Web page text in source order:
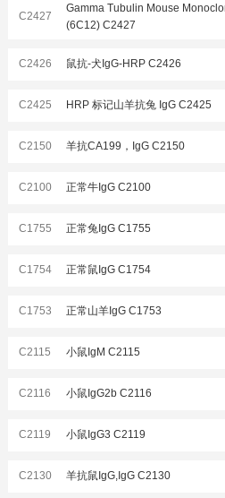
C2427
Gamma Tubulin Mouse
(6C12) C2427
C2426 鼠抗-犬IgG-HRP C2426
C2425 HRP 标记山羊抗兔 IgG C2425
C2150 羊抗CA199，IgG C2150
C2100 正常牛IgG C2100
C1755 正常兔IgG C1755
C1754 正常鼠IgG C1754
C1753 正常山羊IgG C1753
C2115 小鼠IgM C2115
C2116 小鼠IgG2b C2116
C2119 小鼠IgG3 C2119
C2130 羊抗鼠IgG,IgG C2130